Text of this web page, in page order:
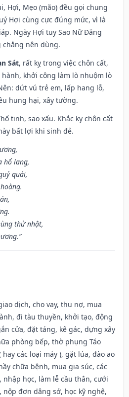
Hợi, Mẹo (mão) đều gọi chung
Hợi cùng cực đúng mức, vì là
Ngày Hợi tuy Sao Nữ Đăng
chẳng nên dùng.
Sát, rất kỵ trong việc chôn cất,
khởi công làm lò nhuộm lò
dứt vú trẻ em, lấp hang lỗ,
hung hại, xây tường.
tinh, sao xấu. Khắc kỵ chôn cất
bất lợi khi sinh đẻ.
hổ lang,
quái,
thử nhật,
dịch, cho vay, thu nợ, mua
đi tàu thuyền, khởi tạo, động
cửa, đặt táng, kê gác, dựng xây
phòng bếp, thờ phụng Táo
các loại máy ), gặt lúa, đào ao
chữa bệnh, mua gia súc, các
học, làm lễ cầu thân, cưới
đơn dâng sớ, học kỹ nghệ,